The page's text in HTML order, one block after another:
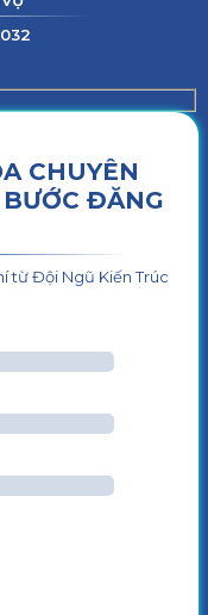
CHUYÊN
ĐĂNG
từ Đội Ngũ Kiến Trúc